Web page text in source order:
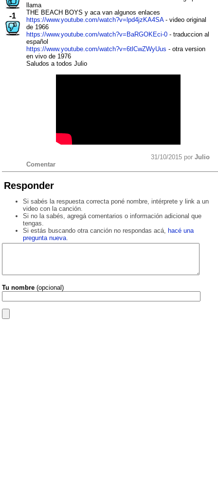
-1
llama
THE BEACH BOYS y aca van algunos enlaces
https://www.youtube.com/watch?v=lpd4jzKA4SA- video original
de 1966
https://www.youtube.com/watch?v=BaRGOKEci-0 - traduccion al
español
https://www.youtube.com/watch?v=6tlCwZWyUus - otra version
en vivo de 1976
Saludos a todos Julio
31/10/2015 por Julio
Comentar
Responder
Si sabés la respuesta correcta poné nombre, intérprete y link a un
video con la canción.
Si no la sabés, agregá comentarios o información adicional que
tengas.
Si estás buscando otra canción no respondas acá, hacé una
pregunta nueva.
Tu nombre (opcional)